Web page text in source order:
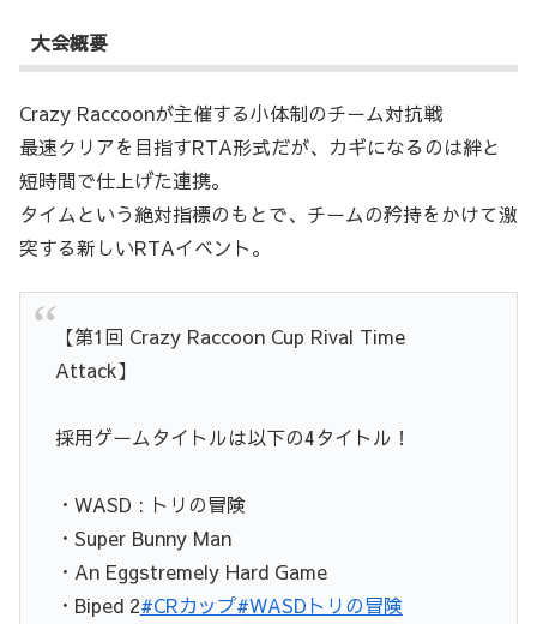
大会概要
Crazy Raccoonが主催する小体制のチーム対抗戦
最速クリアを目指すRTA形式だが、カギになるのは絆と
短時間で仕上げた連携。
タイムという絶対指標のもとで、チームの矜持をかけて激
突する新しいRTAイベント。
【第1回 Crazy Raccoon Cup Rival Time
Attack】
採用ゲームタイトルは以下の4タイトル！
・WASD : トリの冒険
・Super Bunny Man
・An Eggstremely Hard Game
・Biped 2#CRカップ#WASDトリの冒険